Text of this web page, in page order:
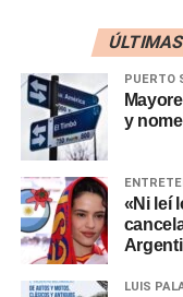
«No vamos a seguir
donde se paguen
decenas o cientos
nada», insistió
Presidente está
«Los trámites
lamentablemente la
encantaría que el
puede», continuó el
ÚLTIMAS
PUERTO
y
«Ni leí
LUIS